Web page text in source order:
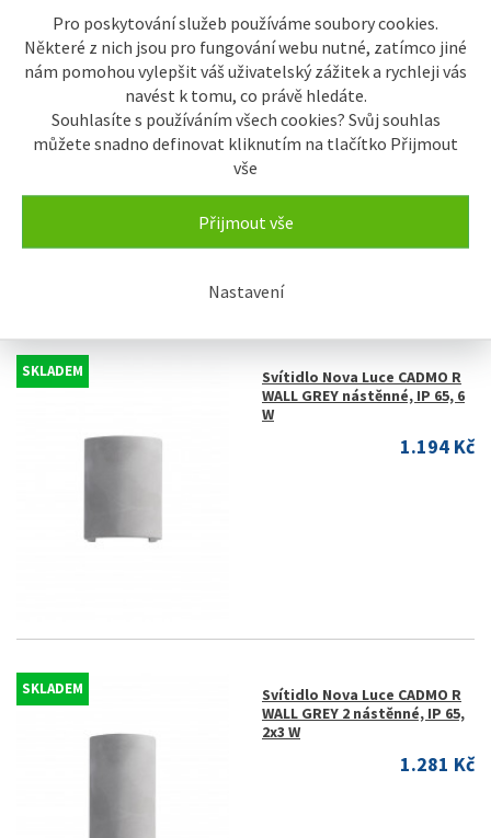
Pro poskytování služeb používáme soubory cookies.
Některé z nich jsou pro fungování webu nutné, zatímco jiné
nám pomohou vylepšit váš uživatelský zážitek a rychleji vás
navést k tomu, co právě hledáte.
Souhlasíte s používáním všech cookies? Svůj souhlas
můžete snadno definovat kliknutím na tlačítko Přijmout
vše
Přijmout vše
Nastavení
SKLADEM
Svítidlo Nova Luce CADMO R
WALL GREY nástěnné, IP 65, 6
W
1.194 Kč
SKLADEM
Svítidlo Nova Luce CADMO R
WALL GREY 2 nástěnné, IP 65,
2x3 W
1.281 Kč